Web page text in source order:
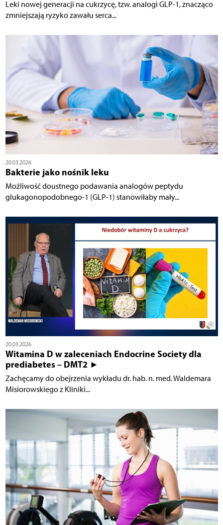
Leki nowej generacji na cukrzycę, tzw. analogi GLP-1, znacząco
zmniejszają ryzyko zawału serca...
20.03.2026
Bakterie jako nośnik leku
Możliwość doustnego podawania analogów peptydu
glukagonopodobnego-1 (GLP-1) stanowiłaby mały...
20.03.2026
Witamina D w zaleceniach Endocrine Society dla
prediabetes – DMT2 ►
Zachęcamy do obejrzenia wykładu dr. hab. n. med. Waldemara
Misiorowskiego z Kliniki...